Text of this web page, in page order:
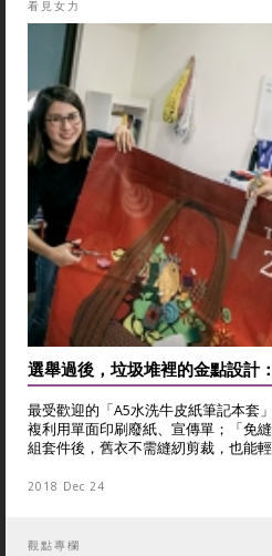
看見女力
選舉過後，垃圾堆裡的金點設計
最受歡迎的「A5水洗牛皮紙筆記本套
複利用單面印刷廢紙、宣傳單；「免
組套件後，舊衣不需縫紉剪裁，也能
2018 Dec 24
觀點專欄